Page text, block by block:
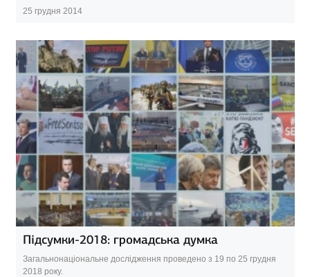
25 грудня 2014
Підсумки-2018: громадська думка
Загальнонаціональне дослідження проведено з 19 по 25 грудня
2018 року.